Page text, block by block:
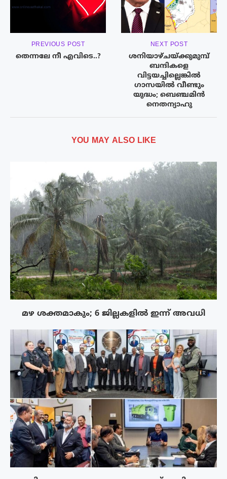
PREVIOUS POST
തെന്നലേ നീ എവിടെ..?
NEXT POST
ശനിയാഴ്ചയ്ക്കുമുമ്പ്
ബന്ദികളെ
വിട്ടയച്ചില്ലെങ്കിൽ
ഗാസയിൽ വീണ്ടും
യുദ്ധം; ബെഞ്ചമിൻ
നെതന്യാഹു
YOU MAY ALSO LIKE
മഴ ശക്തമാകും; 6 ജില്ലകളിൽ ഇന്ന് അവധി